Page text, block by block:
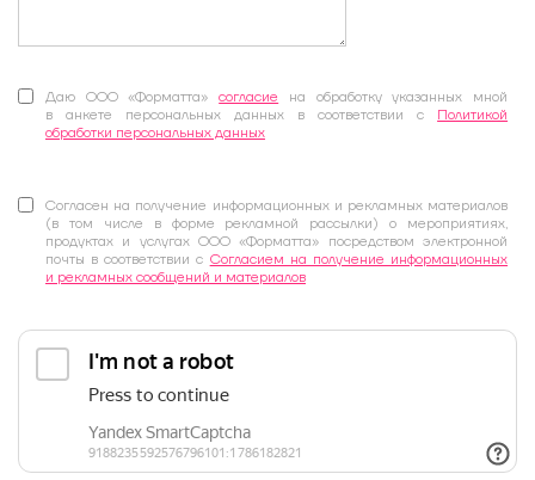
Даю ООО «Форматта»согласие на обработку указанных мной
в анкете персональных данных в соответствии с Политикой
обработки персональных данных
Согласен на получение информационных и рекламных материалов
(в том числе в форме рекламной рассылки) о мероприятиях,
продуктах и услугах ООО «Форматта» посредством электронной
почты в соответствии с Согласием на получение информационных
и рекламных сообщений и материалов